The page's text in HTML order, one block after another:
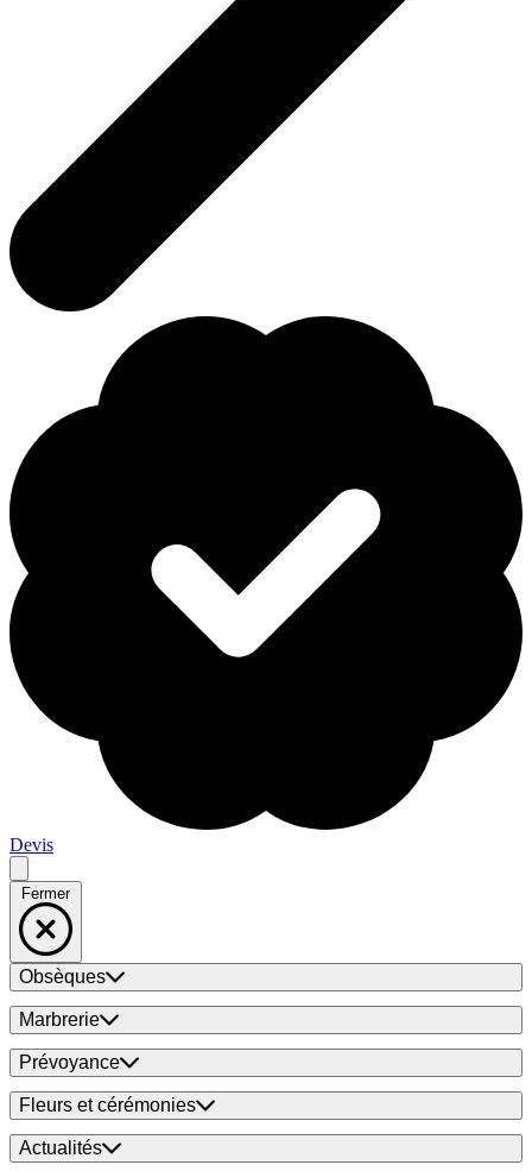
Devis
Fermer
Obsèques
Marbrerie
Prévoyance
Fleurs et cérémonies
Actualités